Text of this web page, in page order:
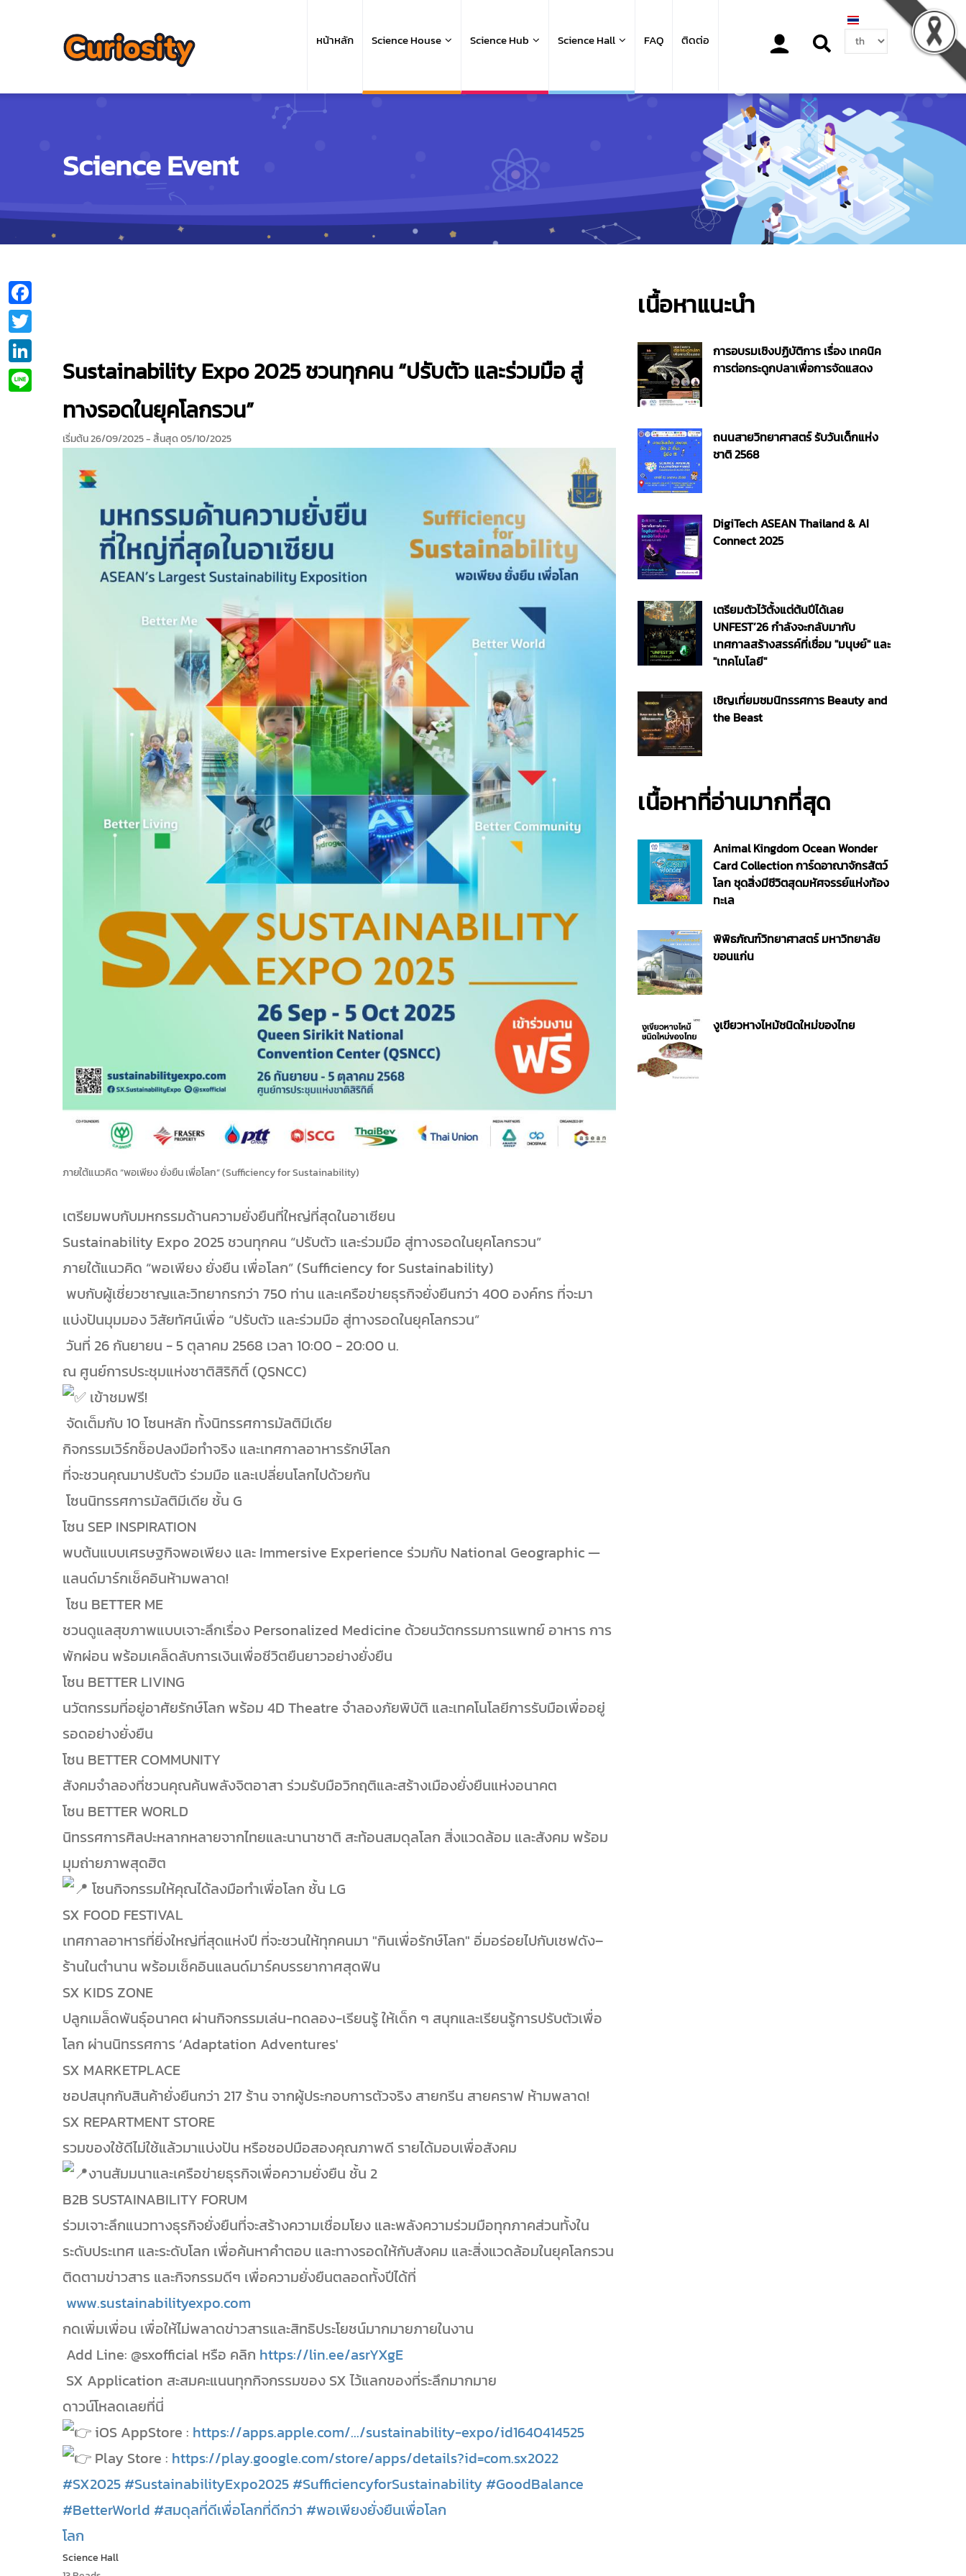
navigation
หน้าหลัก Science House Science Hub Science Hall FAQ ติดต่อ
Select
your
Science Event
Sustainability Expo 2025 ชวนทุกคน “ปรับตัว และร่วมมือ สู่
ทางรอดในยุคโลกรวน”
เริ่มต้น 26/09/2025- สิ้นสุด 05/10/2025
ภายใต้แนวคิด “พอเพียง ยั่งยืน เพื่อโลก” (Sufficiency for Sustainability)
เตรียมพบกับมหกรรมด้านความยั่งยืนที่ใหญ่ที่สุดในอาเซียน
Sustainability Expo 2025 ชวนทุกคน “ปรับตัว และร่วมมือ สู่ทางรอดในยุคโลกรวน”
ภายใต้แนวคิด “พอเพียง ยั่งยืน เพื่อโลก” (Sufficiency for Sustainability)
พบกับผู้เชี่ยวชาญและวิทยากรกว่า 750 ท่าน และเครือข่ายธุรกิจยั่งยืนกว่า 400 องค์กร ที่จะมา
แบ่งปันมุมมอง วิสัยทัศน์เพื่อ “ปรับตัว และร่วมมือ สู่ทางรอดในยุคโลกรวน”
วันที่ 26 กันยายน - 5 ตุลาคม 2568 เวลา 10:00 - 20:00 น.
ณ ศูนย์การประชุมแห่งชาติสิริกิติ์ (QSNCC)
เข้าชมฟรี!
จัดเต็มกับ 10 โซนหลัก ทั้งนิทรรศการมัลติมีเดีย
กิจกรรมเวิร์กช็อปลงมือทำจริง และเทศกาลอาหารรักษ์โลก
ที่จะชวนคุณมาปรับตัว ร่วมมือ และเปลี่ยนโลกไปด้วยกัน
โซนนิทรรศการมัลติมีเดีย ชั้น G
โซน SEP INSPIRATION
พบต้นแบบเศรษฐกิจพอเพียง และ Immersive Experience ร่วมกับ National Geographic —
แลนด์มาร์กเช็คอินห้ามพลาด!
โซน BETTER ME
ชวนดูแลสุขภาพแบบเจาะลึกเรื่อง Personalized Medicine ด้วยนวัตกรรมการแพทย์ อาหาร การ
พักผ่อน พร้อมเคล็ดลับการเงินเพื่อชีวิตยืนยาวอย่างยั่งยืน
โซน BETTER LIVING
นวัตกรรมที่อยู่อาศัยรักษ์โลก พร้อม 4D Theatre จำลองภัยพิบัติ และเทคโนโลยีการรับมือเพื่ออยู่
รอดอย่างยั่งยืน
โซน BETTER COMMUNITY
สังคมจำลองที่ชวนคุณค้นพลังจิตอาสา ร่วมรับมือวิกฤติและสร้างเมืองยั่งยืนแห่งอนาคต
โซน BETTER WORLD
นิทรรศการศิลปะหลากหลายจากไทยและนานาชาติ สะท้อนสมดุลโลก สิ่งแวดล้อม และสังคม พร้อม
มุมถ่ายภาพสุดฮิต
โซนกิจกรรมให้คุณได้ลงมือทำเพื่อโลก ชั้น LG
SX FOOD FESTIVAL
เทศกาลอาหารที่ยิ่งใหญ่ที่สุดแห่งปี ที่จะชวนให้ทุกคนมา "กินเพื่อรักษ์โลก" อิ่มอร่อยไปกับเชฟดัง–
ร้านในตำนาน พร้อมเช็คอินแลนด์มาร์คบรรยากาศสุดฟิน
SX KIDS ZONE
ปลูกเมล็ดพันธุ์อนาคต ผ่านกิจกรรมเล่น-ทดลอง-เรียนรู้ ให้เด็ก ๆ สนุกและเรียนรู้การปรับตัวเพื่อ
โลก ผ่านนิทรรศการ ‘Adaptation Adventures'
SX MARKETPLACE
ชอปสนุกกับสินค้ายั่งยืนกว่า 217 ร้าน จากผู้ประกอบการตัวจริง สายกรีน สายคราฟ ห้ามพลาด!
SX REPARTMENT STORE
รวมของใช้ดีไม่ใช้แล้วมาแบ่งปัน หรือชอปมือสองคุณภาพดี รายได้มอบเพื่อสังคม
งานสัมมนาและเครือข่ายธุรกิจเพื่อความยั่งยืน ชั้น 2
B2B SUSTAINABILITY FORUM
ร่วมเจาะลึกแนวทางธุรกิจยั่งยืนที่จะสร้างความเชื่อมโยง และพลังความร่วมมือทุกภาคส่วนทั้งใน
ระดับประเทศ และระดับโลก เพื่อค้นหาคำตอบ และทางรอดให้กับสังคม และสิ่งแวดล้อมในยุคโลกรวน
ติดตามข่าวสาร และกิจกรรมดีๆ เพื่อความยั่งยืนตลอดทั้งปีได้ที่
www.sustainabilityexpo.com
กดเพิ่มเพื่อน เพื่อให้ไม่พลาดข่าวสารและสิทธิประโยชน์มากมายภายในงาน
Add Line: @sxofficial หรือ คลิก https://lin.ee/asrYXgE
SX Application สะสมคะแนนทุกกิจกรรมของ SX ไว้แลกของที่ระลึกมากมาย
ดาวน์โหลดเลยที่นี่
iOS AppStore : https://apps.apple.com/.../sustainability-expo/id1640414525
Play Store : https://play.google.com/store/apps/details?id=com.sx2022
#SX2025#SustainabilityExpo2025#SufficiencyforSustainability#GoodBalance
#BetterWorld #สมดุลที่ดีเพื่อโลกที่ดีกว่า #พอเพียงยั่งยืนเพื่อโลก
โลก
Science Hall
เนื้อหาแนะนำ
การอบรมเชิงปฏิบัติการ เรื่อง เทคนิค
การต่อกระดูกปลาเพื่อการจัดแสดง
ถนนสายวิทยาศาสตร์ รับวันเด็กแห่ง
ชาติ 2568
DigiTech ASEAN Thailand & AI
Connect 2025
เตรียมตัวไว้ตั้งแต่ต้นปีได้เลย
UNFEST’26 กำลังจะกลับมากับ
เทศกาลสร้างสรรค์ที่เชื่อม "มนุษย์" และ
"เทคโนโลยี"
เชิญเที่ยมชมนิทรรศการ Beauty and
the Beast
เนื้อหาที่อ่านมากที่สุด
Animal Kingdom Ocean Wonder
Card Collection การ์ดอาณาจักรสัตว์
โลก ชุดสิ่งมีชีวิตสุดมหัศจรรย์แห่งท้อง
ทะเล
พิพิธภัณฑ์วิทยาศาสตร์ มหาวิทยาลัย
ขอนแก่น
งูเขียวหางไหม้ชนิดใหม่ของไทย